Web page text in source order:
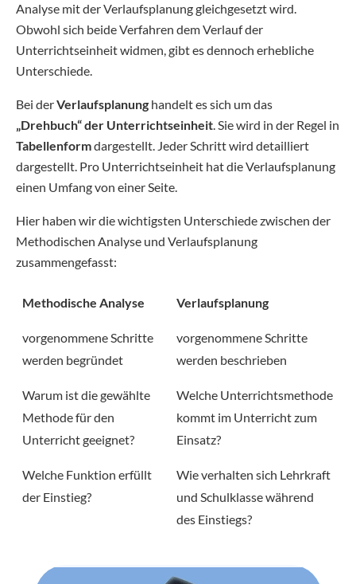
Analyse mit der Verlaufsplanung gleichgesetzt wird.
Obwohl sich beide Verfahren dem Verlauf der
Unterrichtseinheit widmen, gibt es dennoch erhebliche
Unterschiede.
Bei derVerlaufsplanung handelt es sich um das
„Drehbuch“ der Unterrichtseinheit. Sie wird in der Regel in
Tabellenformdargestellt. Jeder Schritt wird detailliert
dargestellt. Pro Unterrichtseinheit hat die Verlaufsplanung
einen Umfang von einer Seite.
Hier haben wir die wichtigsten Unterschiede zwischen der
Methodischen Analyse und Verlaufsplanung
zusammengefasst:
Methodische Analyse Verlaufsplanung
vorgenommene Schritte
werden begründet
vorgenommene Schritte
werden beschrieben
Warum ist die gewählte
Methode für den
Unterricht geeignet?
Welche Unterrichtsmethode
kommt im Unterricht zum
Einsatz?
Welche Funktion erfüllt
der Einstieg?
Wie verhalten sich Lehrkraft
und Schulklasse während
des Einstiegs?